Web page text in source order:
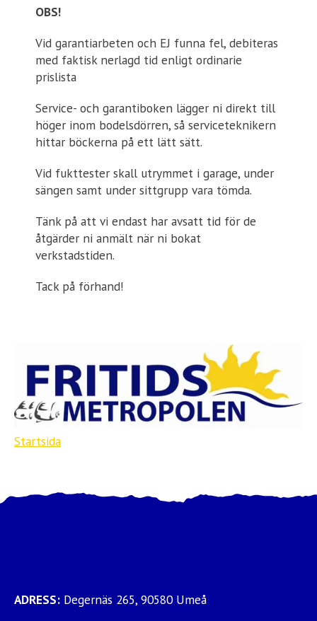
OBS!
Vid garantiarbeten och EJ funna fel, debiteras
med faktisk nerlagd tid enligt ordinarie
prislista
Service- och garantiboken lägger ni direkt till
höger inom bodelsdörren, så serviceteknikern
hittar böckerna på ett lätt sätt.
Vid fukttester skall utrymmet i garage, under
sängen samt under sittgrupp vara tömda.
Tänk på att vi endast har avsatt tid för de
åtgärder ni anmält när ni bokat
verkstadstiden.
Tack på förhand!
Startsida
ADRESS: Degernäs 265, 90580 Umeå